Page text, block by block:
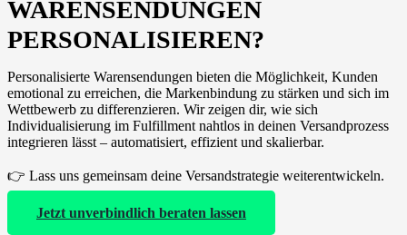
WARENSENDUNGEN
PERSONALISIEREN?
Personalisierte Warensendungen bieten die Möglichkeit, Kunden
emotional zu erreichen, die Markenbindung zu stärken und sich im
Wettbewerb zu differenzieren. Wir zeigen dir, wie sich
Individualisierung im Fulfillment nahtlos in deinen Versandprozess
integrieren lässt – automatisiert, effizient und skalierbar.
👉 Lass uns gemeinsam deine Versandstrategie weiterentwickeln.
Jetzt unverbindlich beraten lassen